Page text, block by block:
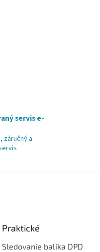
servis e-
záručný a
Praktické
Sledovanie balíka DPD